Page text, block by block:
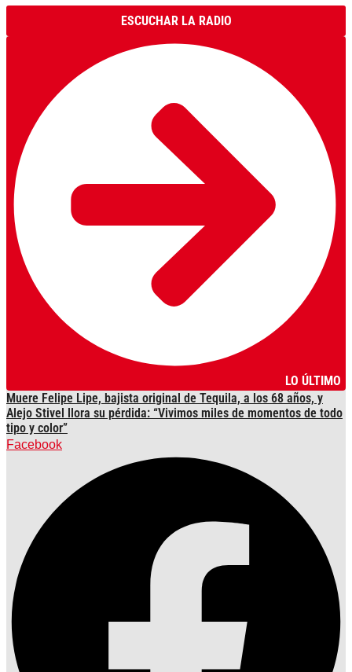
ESCUCHAR LA RADIO
LO ÚLTIMO
Muere Felipe Lipe, bajista original de Tequila, a los 68 años, y
Alejo Stivel llora su pérdida: “Vivimos miles de momentos de todo
tipo y color”
Facebook